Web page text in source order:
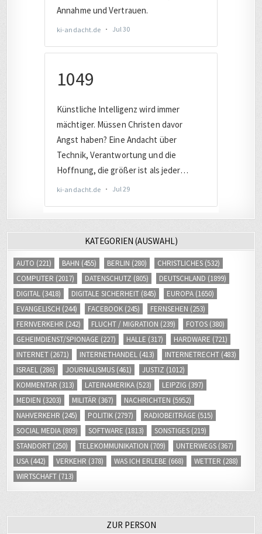
KATEGORIEN (AUSWAHL)
AUTO (221) BAHN (455) BERLIN (280) CHRISTLICHES (532)
COMPUTER (2017) DATENSCHUTZ (805) DEUTSCHLAND (1899)
DIGITAL (3418) DIGITALE SICHERHEIT (845) EUROPA (1650)
EVANGELISCH (244) FACEBOOK (245) FERNSEHEN (253)
FERNVERKEHR (242) FLUCHT / MIGRATION (239) FOTOS (380)
GEHEIMDIENST/SPIONAGE (227) HALLE (317) HARDWARE (721)
INTERNET (2671) INTERNETHANDEL (413) INTERNETRECHT (483)
ISRAEL (286) JOURNALISMUS (461) JUSTIZ (1012)
KOMMENTAR (313) LATEINAMERIKA (523) LEIPZIG (397)
MEDIEN (3203) MILITÄR (367) NACHRICHTEN (5952)
NAHVERKEHR (245) POLITIK (2797) RADIOBEITRÄGE (515)
SOCIAL MEDIA (809) SOFTWARE (1813) SONSTIGES (219)
STANDORT (250) TELEKOMMUNIKATION (709) UNTERWEGS (367)
USA (442) VERKEHR (378) WAS ICH ERLEBE (668) WETTER (288)
WIRTSCHAFT (713)
ZUR PERSON